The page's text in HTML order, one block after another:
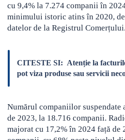
cu 9,4% la 7.274 companii în
minimului istoric atins în 2020,
datelor de la Registrul Comerțului.
CITESTE SI: Atenție la
pot viza produse sau servicii
Numărul companiilor suspendate
de 2023, la 18.716 companii.
majorat cu 17,2% în 2024 față de